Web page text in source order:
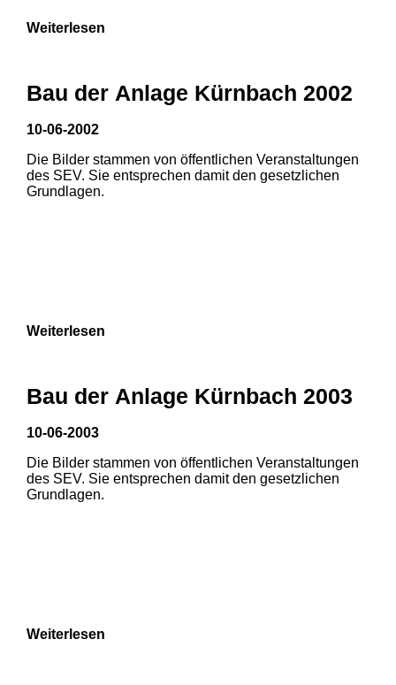
3
Weiterlesen
Bau der Anlage Kürnbach 2002
10-06-2002
Die Bilder stammen von öffentlichen Veranstaltungen
des SEV. Sie entsprechen damit den gesetzlichen
Grundlagen.
Weiterlesen
Bau der Anlage Kürnbach 2003
10-06-2003
Die Bilder stammen von öffentlichen Veranstaltungen
des SEV. Sie entsprechen damit den gesetzlichen
Grundlagen.
Weiterlesen